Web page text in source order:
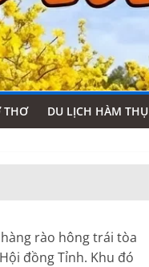
THƠ DU LỊCH HÀM THỤ
rào hông trái tòa
đồng Tỉnh. Khu đó